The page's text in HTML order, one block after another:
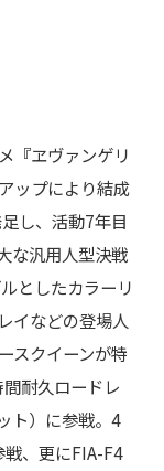
『ヱヴァンゲリ
ップにより結成
し、活動7年目
な汎用人型決戦
としたカラーリ
イなどの登場人
スクイーンが特
耐久ロードレ
ト）に参戦。4
戦、更にFIA-F4